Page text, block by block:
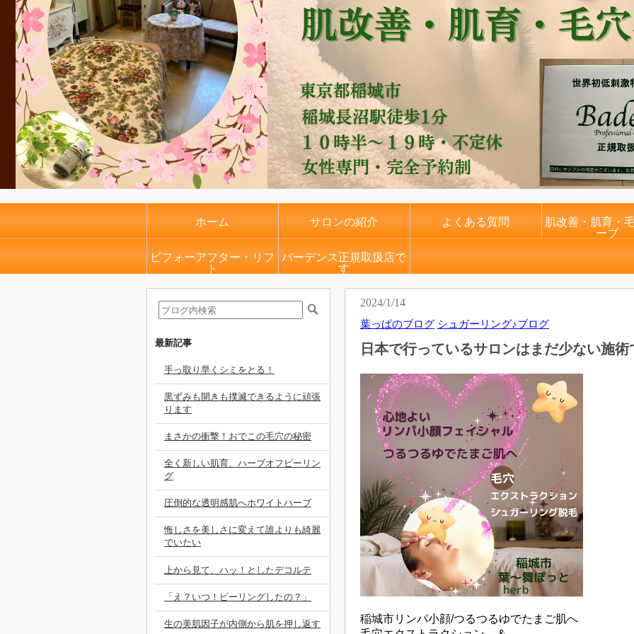
ホーム サロンの紹介 よくある質問
肌改善・肌育・
ーブ
ビフォーアフター・リフ
ト
バーデンス正規取扱店で
す
最新記事
手っ取り早くシミをとる！
黒ずみも開きも撲滅できるように頑張
ります
まさかの衝撃！おでこの毛穴の秘密
全く新しい肌育、ハーブオフピーリン
グ
圧倒的な透明感肌へホワイトハーブ
悔しさを美しさに変えて誰よりも綺麗
でいたい
上から見て、ハッ！としたデコルテ
「え？いつ！ピーリングしたの？」
生の美肌因子が内側から肌を押し返す
2024/1/14
葉っぱのブログ シュガーリング♪ブログ
日本で行っているサロンはまだ少ない施術
稲城市リンパ小顔/つるつるゆでたまご肌へ